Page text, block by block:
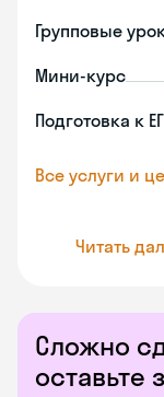
Групповые
Мини-курс
Подготовка к
Все услуги и
Читать
Сложно
оставьте